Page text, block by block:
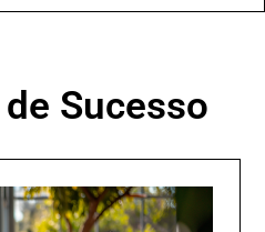
Sucesso